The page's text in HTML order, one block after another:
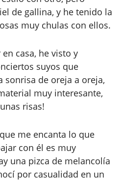
de gallina, y he tenido la
muy chulas con ellos.
casa, he visto y
suyos que
sonrisa de oreja a oreja,
muy interesante,
risas!
me encanta lo que
con él es muy
una pizca de melancolía
por casualidad en un